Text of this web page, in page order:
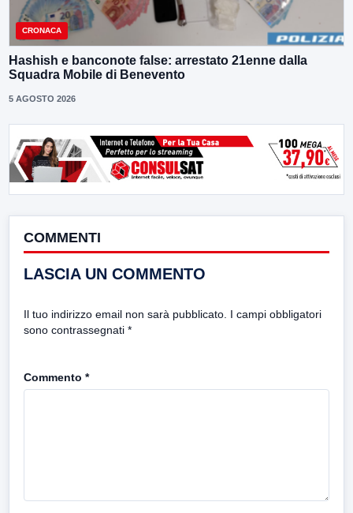
CRONACA
Hashish e banconote false: arrestato 21enne dalla
Squadra Mobile di Benevento
5 AGOSTO 2026
COMMENTI
LASCIA UN COMMENTO
Il tuo indirizzo email non sarà pubblicato. I campi obbligatori
sono contrassegnati *
Commento *